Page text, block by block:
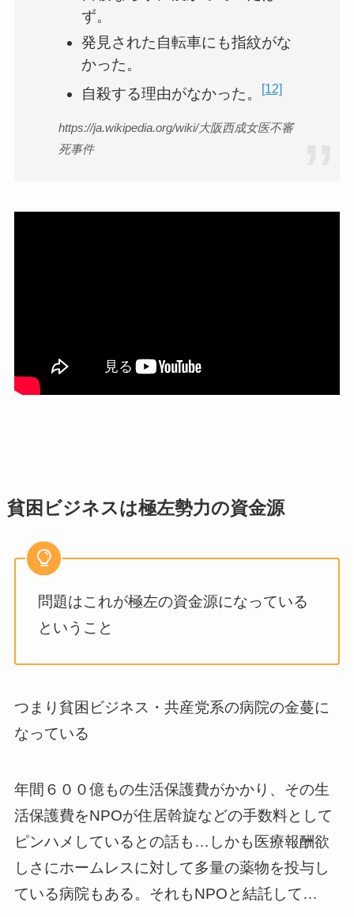
ず。
発見された自転車にも指紋がな
かった。
自殺する理由がなかった。
[12]
https://ja.wikipedia.org/wiki/大阪西成女医不審
死事件
貧困ビジネスは極左勢力の資金源
問題はこれが極左の資金源になっている
ということ
つまり貧困ビジネス・共産党系の病院の金蔓に
なっている
年間６００億もの生活保護費がかかり、その生
活保護費をNPOが住居斡旋などの手数料として
ピンハメしているとの話も…しかも医療報酬欲
しさにホームレスに対して多量の薬物を投与し
ている病院もある。それもNPOと結託して…